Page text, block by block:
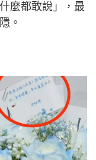
麼都敢說」，最
。